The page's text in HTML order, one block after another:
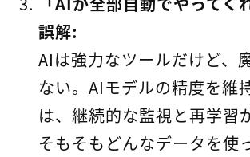
誤解:
AIは強力なツールだけど、
ない。AIモデルの精度を維
は、継続的な監視と再学習
そもそもどんなデータを使